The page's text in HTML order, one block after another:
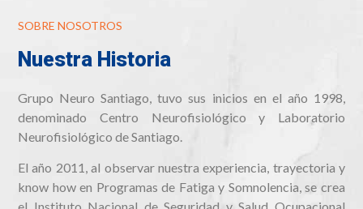
SOBRE NOSOTROS
Nuestra Historia
Grupo Neuro Santiago, tuvo sus inicios en el año 1998,
denominado Centro Neurofisiológico y Laboratorio
Neurofisiológico de Santiago.
El año 2011, al observar nuestra experiencia, trayectoria y
know how en Programas de Fatiga y Somnolencia, se crea